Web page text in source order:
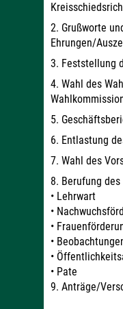
2. Grußworte
Ehrungen/
3. Feststellung
4. Wahl des
5.
6. Entlastung
7. Wahl des
8. Berufung des
• Lehrwart
•
•
•
•
• Pate
9. Anträge/